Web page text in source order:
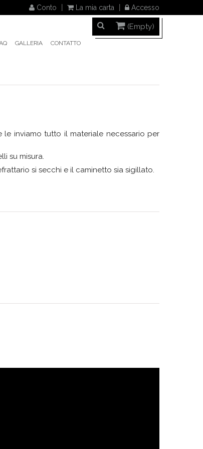
Conto La mia carta Accesso
(Empty)
GALLERIA CONTATTO
inviamo tutto il materiale necessario per
su misura.
si secchi e il caminetto sia sigillato.